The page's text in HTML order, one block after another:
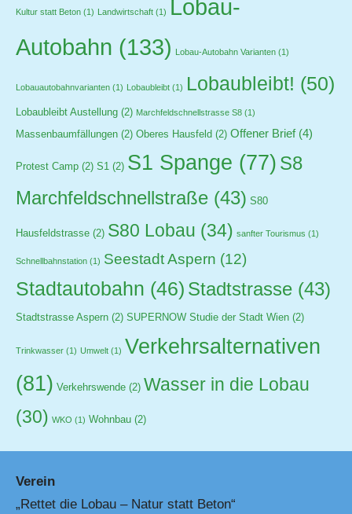
Kultur statt Beton (1) Landwirtschaft (1) Lobau-
Autobahn (133) Lobau-Autobahn Varianten (1)
Lobauautobahnvarianten (1) Lobaubleibt (1) Lobaubleibt! (50)
Lobaubleibt Austellung (2) Marchfeldschnellstrasse S8 (1)
Massenbaumfällungen (2) Oberes Hausfeld (2) Offener Brief(4)
Protest Camp (2) S1 (2) S1 Spange (77) S8
Marchfeldschnellstraße (43) S80
Hausfeldstrasse (2) S80 Lobau (34) sanfter Tourismus (1)
Schnellbahnstation (1) Seestadt Aspern (12)
Stadtautobahn (46) Stadtstrasse (43)
Stadtstrasse Aspern (2) SUPERNOW Studie der Stadt Wien (2)
Trinkwasser (1) Umwelt (1) Verkehrsalternativen
(81) Verkehrswende (2) Wasser in die Lobau
(30) WKO (1) Wohnbau (2)
Verein
„Rettet die Lobau – Natur statt Beton“